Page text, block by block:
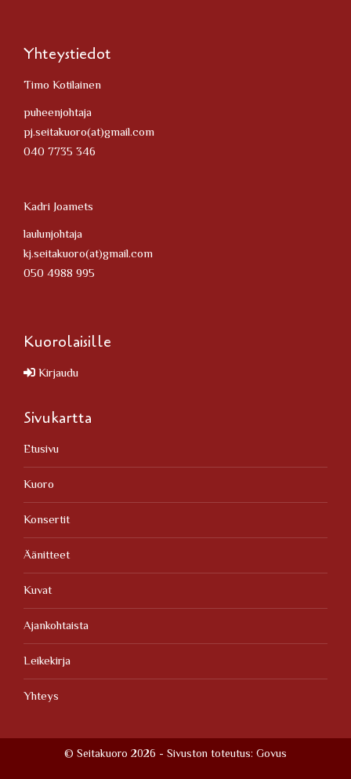
Yhteystiedot
Timo Kotilainen
puheenjohtaja
pj.seitakuoro(at)gmail.com
040 7735 346
Kadri Joamets
laulunjohtaja
kj.seitakuoro(at)gmail.com
050 4988 995
Kuorolaisille
Kirjaudu
Sivukartta
Etusivu
Kuoro
Konsertit
Äänitteet
Kuvat
Ajankohtaista
Leikekirja
Yhteys
© Seitakuoro 2026 - Sivuston toteutus: Govus